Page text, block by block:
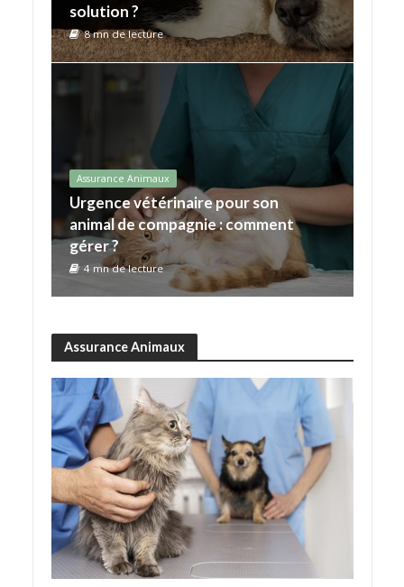
solution ?
8 mn de lecture
Assurance Animaux
Urgence vétérinaire pour son
animal de compagnie : comment
gérer ?
4 mn de lecture
Assurance Animaux